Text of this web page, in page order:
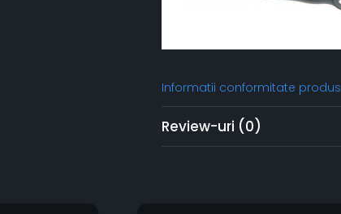
Informatii conformitate produs
Review-uri (0)